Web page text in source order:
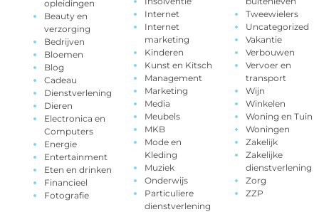
opleidingen
Beauty en
verzorging
Bedrijven
Bloemen
Blog
Cadeau
Dienstverlening
Dieren
Electronica en
Computers
Energie
Entertainment
Eten en drinken
Financieel
Fotografie
Internet
Internet
marketing
Kinderen
Kunst en Kitsch
Management
Marketing
Media
Meubels
MKB
Mode en
Kleding
Muziek
Onderwijs
Particuliere
dienstverlening
Tweewielers
Uncategorized
Vakantie
Verbouwen
Vervoer en
transport
Wijn
Winkelen
Woning en Tuin
Woningen
Zakelijk
Zakelijke
dienstverlening
Zorg
ZZP